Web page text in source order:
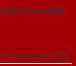
Căm Xe-a-SGD